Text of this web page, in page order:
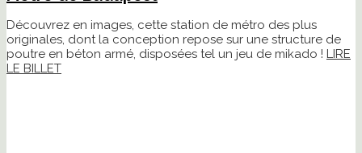
Découvrez en images, cette station de métro des plus
originales, dont la conception repose sur une structure de
poutre en béton armé, disposées tel un jeu de mikado ! LIRE
LE BILLET